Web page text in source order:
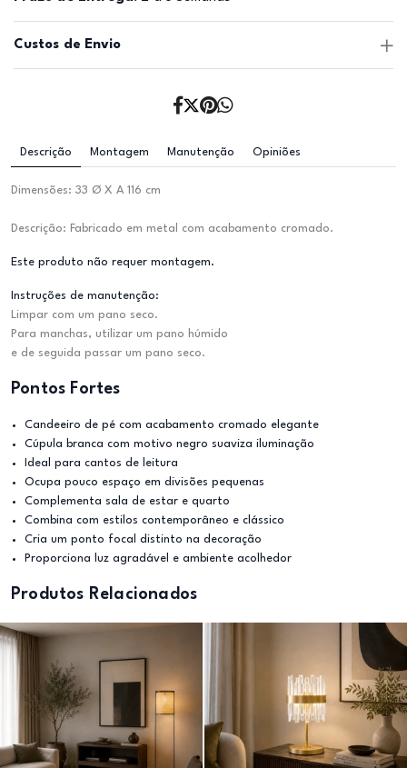
Custos de Envio
Descrição Montagem Manutenção Opiniões
Dimensões: 33 Ø X A 116 cm
Descrição: Fabricado em metal com acabamento cromado.
Este produto não requer montagem.
Instruções de manutenção:
Limpar com um pano seco.
Para manchas, utilizar um pano húmido
e de seguida passar um pano seco.
Pontos Fortes
Candeeiro de pé com acabamento cromado elegante
Cúpula branca com motivo negro suaviza iluminação
Ideal para cantos de leitura
Ocupa pouco espaço em divisões pequenas
Complementa sala de estar e quarto
Combina com estilos contemporâneo e clássico
Cria um ponto focal distinto na decoração
Proporciona luz agradável e ambiente acolhedor
Produtos Relacionados